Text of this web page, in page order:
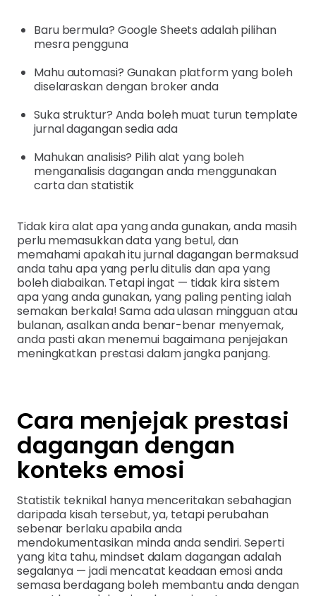
Baru bermula? Google Sheets adalah pilihan
mesra pengguna
Mahu automasi? Gunakan platform yang boleh
diselaraskan dengan broker anda
Suka struktur? Anda boleh muat turun template
jurnal dagangan sedia ada
Mahukan analisis? Pilih alat yang boleh
menganalisis dagangan anda menggunakan
carta dan statistik
Tidak kira alat apa yang anda gunakan, anda masih
perlu memasukkan data yang betul, dan
memahami apakah itu jurnal dagangan bermaksud
anda tahu apa yang perlu ditulis dan apa yang
boleh diabaikan. Tetapi ingat — tidak kira sistem
apa yang anda gunakan, yang paling penting ialah
semakan berkala! Sama ada ulasan mingguan atau
bulanan, asalkan anda benar-benar menyemak,
anda pasti akan menemui bagaimana penjejakan
meningkatkan prestasi dalam jangka panjang.
Cara menjejak prestasi
dagangan dengan
konteks emosi
Statistik teknikal hanya menceritakan sebahagian
daripada kisah tersebut, ya, tetapi perubahan
sebenar berlaku apabila anda
mendokumentasikan minda anda sendiri. Seperti
yang kita tahu, mindset dalam dagangan adalah
segalanya — jadi mencatat keadaan emosi anda
semasa berdagang boleh membantu anda dengan